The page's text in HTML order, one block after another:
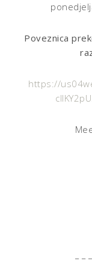
Poveznica
https://